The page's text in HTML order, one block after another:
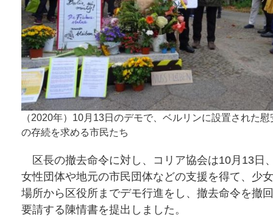
（2020年）10月13日のデモで、ベルリンに設置された
の存続を求める市民たち
区長の撤去命令に対し、コリア協会は10月13日
女性団体や地元の市民団体などの支援を得て、少
場所から区役所までデモ行進をし、撤去命令を撤
要請する陳情書を提出しました。